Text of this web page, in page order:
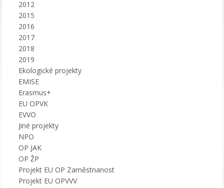
2012
2015
2016
2017
2018
2019
Ekologické projekty
EMISE
Erasmus+
EU OPVK
EVVO
Jiné projekty
NPO
OP JAK
OP ŽP
Projekt EU OP Zaměstnanost
Projekt EU OPVVV